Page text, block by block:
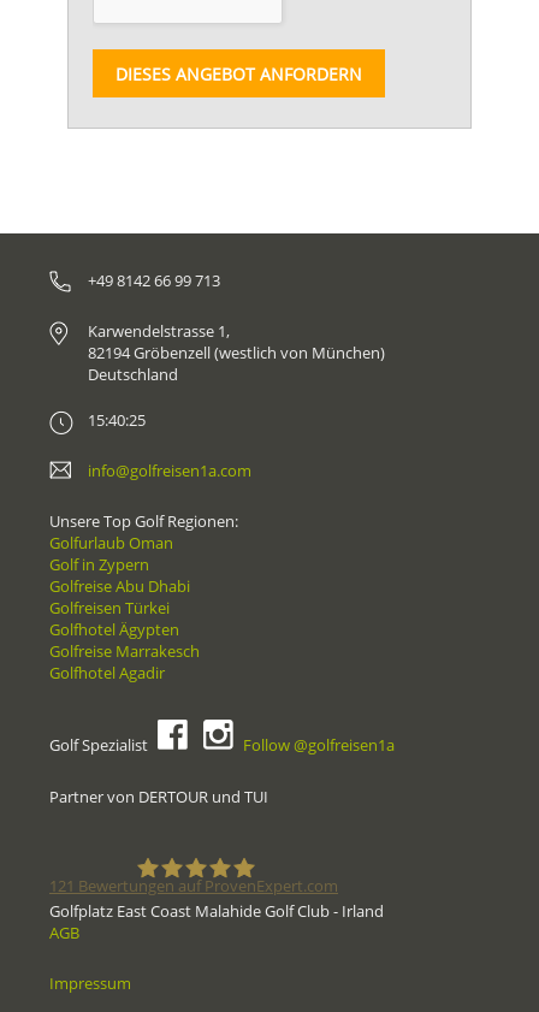
DIESES ANGEBOT ANFORDERN
+49 8142 66 99 713
Karwendelstrasse 1,
82194 Gröbenzell (westlich von München)
Deutschland
15:40:25
info@golfreisen1a.com
Unsere Top Golf Regionen:
Golfurlaub Oman
Golf in Zypern
Golfreise Abu Dhabi
Golfreisen Türkei
Golfhotel Ägypten
Golfreise Marrakesch
Golfhotel Agadir
Golf Spezialist Follow @golfreisen1a
Partner von DERTOUR und TUI
121 Bewertungen auf ProvenExpert.com
Golfplatz East Coast Malahide Golf Club - Irland
AGB
Impressum